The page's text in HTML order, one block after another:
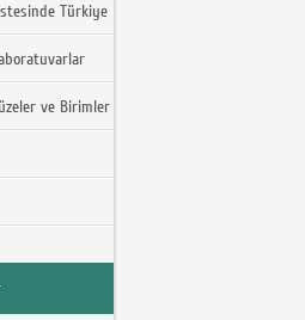
Türkiye
ve Birimler